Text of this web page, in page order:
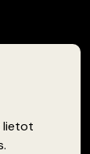
lietot